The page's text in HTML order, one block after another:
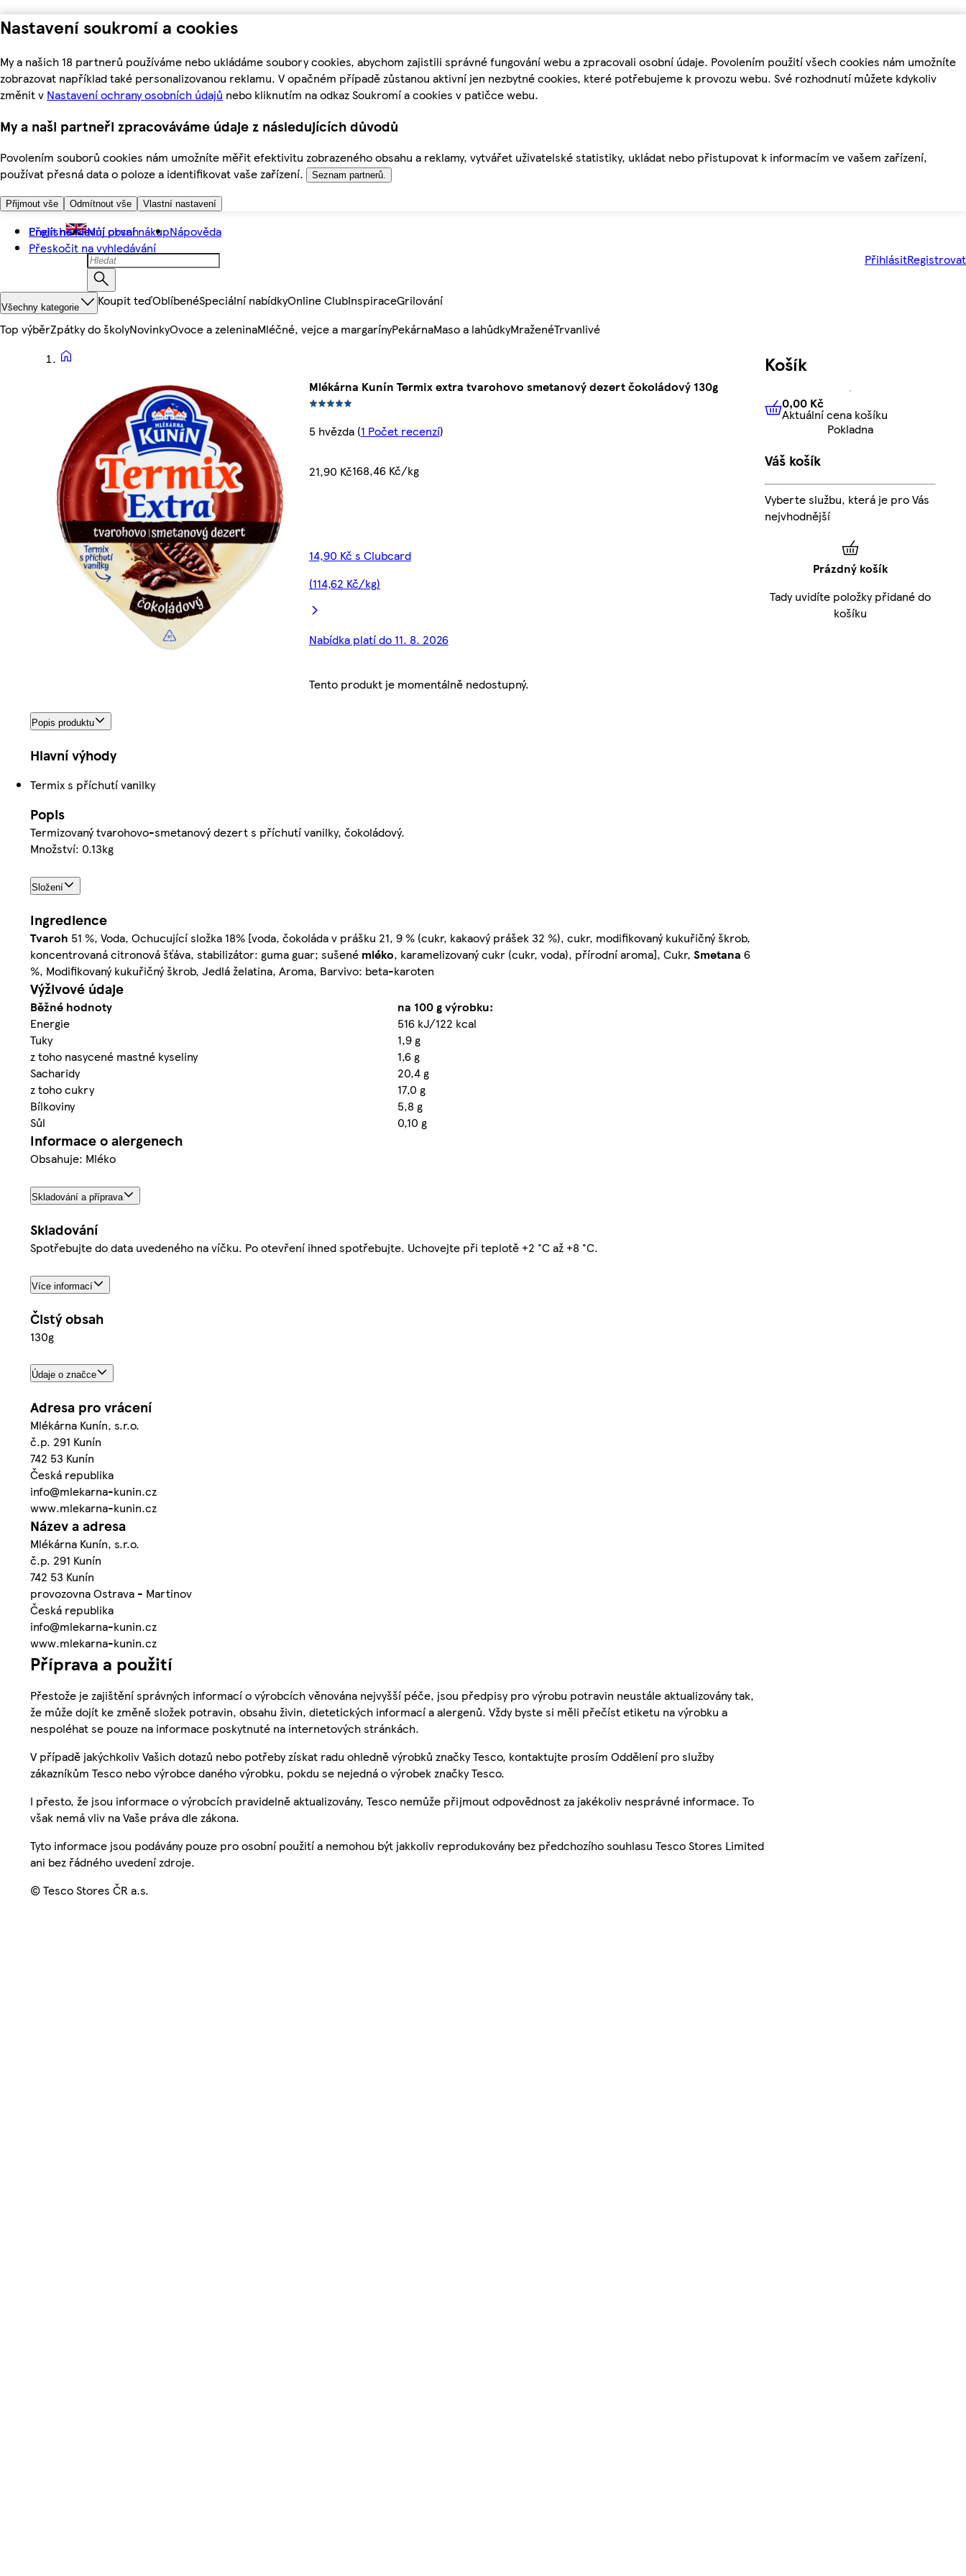
Nastavení soukromí a cookies
My a našich 18 partnerů používáme nebo ukládáme soubory cookies, abychom zajistili správné fungování webu a zpracovali osobní údaje. Povolením použití všech cookies nám umožníte
zobrazovat například také personalizovanou reklamu. V opačném případě zůstanou aktivní jen nezbytné cookies, které potřebujeme k provozu webu. Své rozhodnutí můžete kdykoliv
změnit v Nastavení ochrany osobních údajů nebo kliknutím na odkaz Soukromí a cookies v patičce webu.
My a naši partneři zpracováváme údaje z následujících důvodů
Povolením souborů cookies nám umožníte měřit efektivitu zobrazeného obsahu a reklamy, vytvářet uživatelské statistiky, ukládat nebo přistupovat k informacím ve vašem zařízení,
používat přesná data o poloze a identifikovat vaše zařízení.
Seznam partnerů.
Přijmout vše Odmítnout vše Vlastní nastavení
Přejít na hlavní obsah
Přeskočit na vyhledávání
English Můj první nákupNápověda
PřihlásitRegistrovat
Všechny kategorie Koupit teďOblíbenéSpeciální nabídkyOnline ClubInspiraceGrilování
Top výběrZpátky do školyNovinkyOvoce a zeleninaMléčné, vejce a margarínyPekárnaMaso a lahůdkyMraženéTrvanlivé
Mlékárna Kunín Termix extra tvarohovo smetanový dezert čokoládový 130g
5 hvězda(1 Počet recenzí)
21,90 Kč168,46 Kč/kg
14,90 Kč s Clubcard
(114,62 Kč/kg)
Nabídka platí do 11. 8. 2026
Tento produkt je momentálně nedostupný.
Popis produktu
Hlavní výhody
Termix s příchutí vanilky
Popis
Termizovaný tvarohovo-smetanový dezert s příchutí vanilky, čokoládový.
Množství: 0.13kg
Složení
Ingredience
Tvaroh 51 %, Voda, Ochucující složka 18% [voda, čokoláda v prášku 21, 9 % (cukr, kakaový prášek 32 %), cukr, modifikovaný kukuřičný škrob,
koncentrovaná citronová šťáva, stabilizátor: guma guar; sušené mléko, karamelizovaný cukr (cukr, voda), přírodní aroma], Cukr, Smetana 6
%, Modifikovaný kukuřičný škrob, Jedlá želatina, Aroma, Barvivo: beta-karoten
Výživové údaje
Běžné hodnoty
na 100 g výrobku:
Energie
516 kJ/122 kcal
Tuky
1,9 g
z toho nasycené mastné kyseliny
1,6 g
Sacharidy
20,4 g
z toho cukry
17,0 g
Bílkoviny
5,8 g
Sůl
0,10 g
Informace o alergenech
Obsahuje: Mléko
Skladování a příprava
Skladování
Spotřebujte do data uvedeného na víčku. Po otevření ihned spotřebujte. Uchovejte při teplotě +2 °C až +8 °C.
Více informací
Čistý obsah
130g
Údaje o značce
Adresa pro vrácení
Mlékárna Kunín, s.r.o.
č.p. 291 Kunín
742 53 Kunín
Česká republika
info@mlekarna-kunin.cz
www.mlekarna-kunin.cz
Název a adresa
Mlékárna Kunín, s.r.o.
č.p. 291 Kunín
742 53 Kunín
provozovna Ostrava - Martinov
Česká republika
info@mlekarna-kunin.cz
www.mlekarna-kunin.cz
Příprava a použití
Přestože je zajištění správných informací o výrobcích věnována nejvyšší péče, jsou předpisy pro výrobu potravin neustále aktualizovány tak,
že může dojít ke změně složek potravin, obsahu živin, dietetických informací a alergenů. Vždy byste si měli přečíst etiketu na výrobku a
nespoléhat se pouze na informace poskytnuté na internetových stránkách.
V případě jakýchkoliv Vašich dotazů nebo potřeby získat radu ohledně výrobků značky Tesco, kontaktujte prosím Oddělení pro služby
zákazníkům Tesco nebo výrobce daného výrobku, pokdu se nejedná o výrobek značky Tesco.
I přesto, že jsou informace o výrobcích pravidelně aktualizovány, Tesco nemůže přijmout odpovědnost za jakékoliv nesprávné informace. To
však nemá vliv na Vaše práva dle zákona.
Tyto informace jsou podávány pouze pro osobní použití a nemohou být jakkoliv reprodukovány bez předchozího souhlasu Tesco Stores Limited
ani bez řádného uvedení zdroje.
© Tesco Stores ČR a.s.
Košík
0,00 KčAktuální cena košíku
0,00 Kč
Aktuální cena košíku
Pokladna
Váš košík
Vyberte službu, která je pro Vás
nejvhodnější
Prázdný košík
Tady uvidíte položky přidané do
košíku